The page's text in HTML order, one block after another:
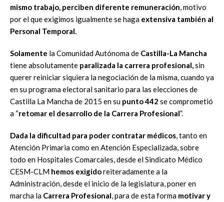
mismo trabajo, perciben diferente remuneración, motivo
por el que exigimos igualmente se haga extensiva también al
Personal Temporal.
Solamente la Comunidad Autónoma de Castilla-La Mancha
tiene absolutamente paralizada la carrera profesional,sin
querer reiniciar siquiera la negociación de la misma, cuando ya
en su programa electoral sanitario para las elecciones de
Castilla La Mancha de 2015 en su punto 442 se comprometió
a “retomar el desarrollo de la Carrera Profesional”.
Dada la dificultad para poder contratar médicos, tanto en
Atención Primaria como en Atención Especializada, sobre
todo en Hospitales Comarcales, desde el Sindicato Médico
CESM-CLM hemos exigidoreiteradamente a la
Administración, desde el inicio de la legislatura, poner en
marcha la Carrera Profesional, para de esta forma motivar y